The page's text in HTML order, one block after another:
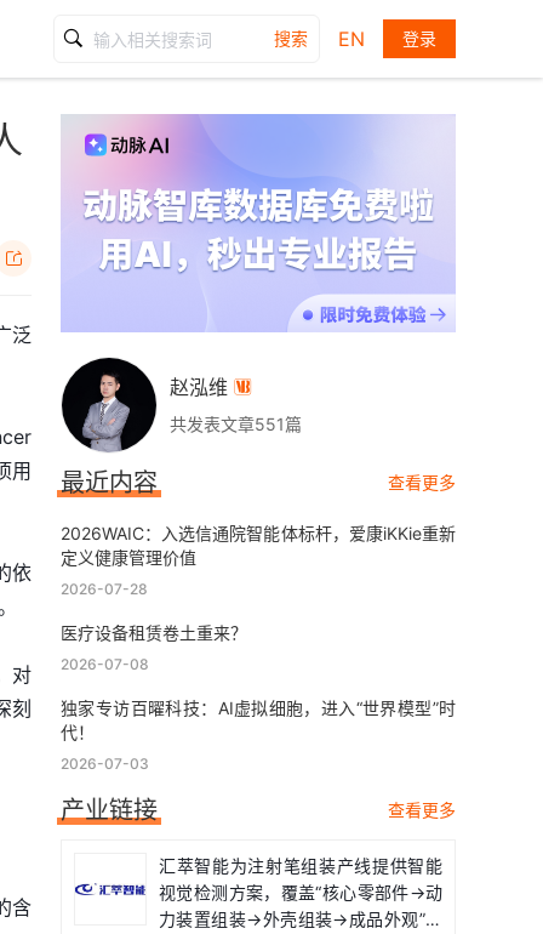
搜索 EN 登录

泛
用
依
对
刻
含
赵泓维 
共发表文章551篇
最近内容 查看更多
2026WAIC：入选信通院智能体标杆，爱康iKKie重新
定义健康管理价值
2026-07-28
医疗设备租赁卷土重来？
2026-07-08
独家专访百曜科技：AI虚拟细胞，进入“世界模型”时
代！
2026-07-03
产业链接 查看更多
汇萃智能为注射笔组装产线提供智能
视觉检测方案，覆盖“核心零部件→动
力装置组装→外壳组装→成品外观”全